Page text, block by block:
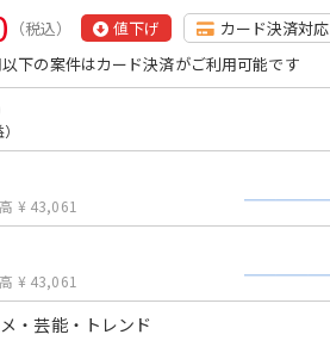
（税込） 値下げ
カード決済対応
下の案件はカード決済がご利用可能です
¥ 43,061
¥ 43,061
・芸能・トレンド